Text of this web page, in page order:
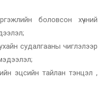
боловсон хүчний
судалгааны чиглэлээр
эцсийн тайлан тэнцэл ,